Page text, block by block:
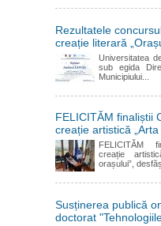
Rezultatele
creație literară
Universitatea
sub egida
Municipiului...
FELICITĂM finaliștii
creație artistică „Arta
FELICITĂM
creație
orașului”,
Susținerea publică
doctorat "Tehnologiile